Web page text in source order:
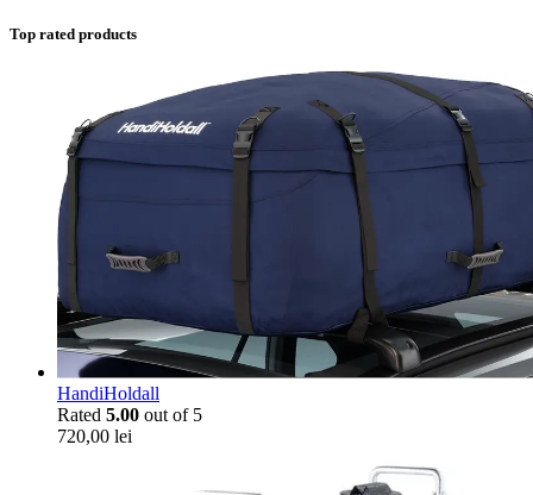
Top rated products
HandiHoldall
Rated 5.00 out of 5
720,00 lei